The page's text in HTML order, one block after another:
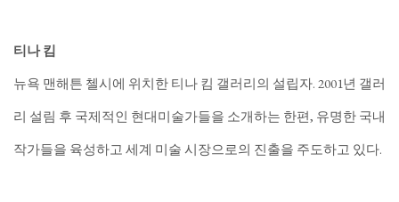
티나 킴
뉴욕 맨해튼 첼시에 위치한 티나 킴 갤러리의 설립자. 2001년 갤러
리 설림 후 국제적인 현대미술가들을 소개하는 한편, 유명한 국내
작가들을 육성하고 세계 미술 시장으로의 진출을 주도하고 있다.